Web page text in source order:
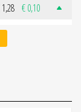
€ 0,10